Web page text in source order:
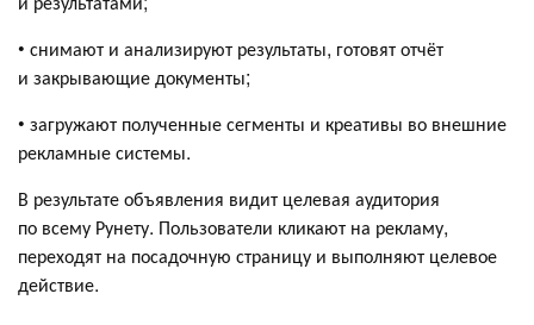
• снимают и анализируют результаты, готовят отчёт
и закрывающие документы;
• загружают полученные сегменты и креативы во внешние
рекламные системы.
В результате объявления видит целевая аудитория
по всему Рунету. Пользователи кликают на рекламу,
переходят на посадочную страницу и выполняют целевое
действие.